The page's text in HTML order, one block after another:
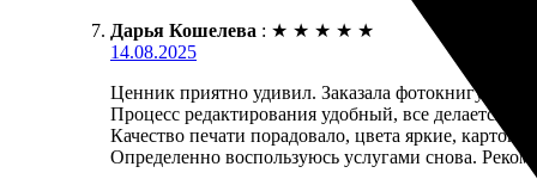
Дарья Кошелева : ★ ★ ★ ★ ★
14.08.2025
Ценник приятно удивил. Заказала фотокнигу в
Процесс редактирования удобный, все делается
Качество печати порадовало, цвета яркие, картон
Определенно воспользуюсь услугами снова.